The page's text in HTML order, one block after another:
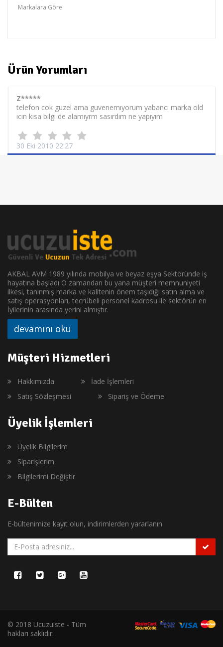
Markalara Göre
Ürün Yorumları
Z*****
telefon cok guzel ama guvenemıyorum yabancı marka old
ıcın kısa bılgı de alamıyrm sasırdım ne yapıyım
30 Eki 2010 22:27
AKBAL AVM 1989 yılında mobilya ve beyaz eşya Sektöründe iş
hayatına başladı O zamandan bu yana müşteri memnuniyeti
ilkesi, tanınmış marka ve kalitenin önem taşıdığı satın alma ve
satış operasyonları, tecrübeli personel kadrosu ile sektörün en
İyilerinin arasında yerini almıştır.
devamını oku
Müşteri Hizmetleri
Hakkımızda
İade İşlemleri
Satış Sözleşmesi
Sipariş ve Ödeme
Üyelik İşlemleri
Üyelik Bilgilerim
Siparişlerim
Bilgilerimi Değiştir
E-Bülten
E-bültenimize kayıt olun, indirimlerden yararlanın
© 2018 Ucuzuiste - Tüm
hakları saklıdır.